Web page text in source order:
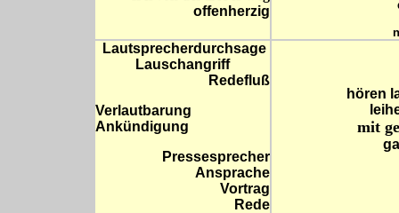
offenherzig
Lautsprecherdurchsage
Lauschangriff
Redefluß
Verlautbarung
Ankündigung
Pressesprecher
Ansprache
Vortrag
Rede
hören
mit